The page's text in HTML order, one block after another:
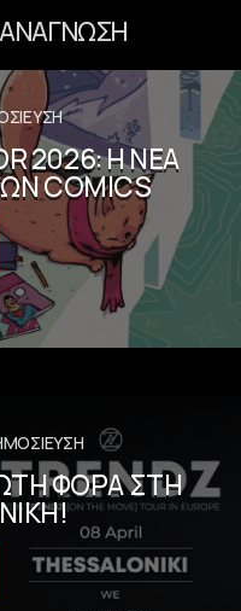
2026: Η ΝΈΑ
COMICS
ΦΟΡΆ ΣΤΗ